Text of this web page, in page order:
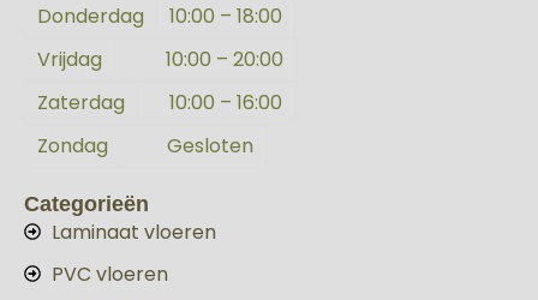
Donderdag
10:00 – 18:00
Vrijdag
10:00 – 20:00
Zaterdag
10:00 – 16:00
Zondag
Gesloten
Categorieën
Laminaat vloeren
PVC vloeren